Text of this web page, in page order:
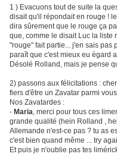
1 ) Evacuons tout de suite la
disait qu'il répondait en rouge !
dira sûrement que le rouge ça
que, comme le disait Luc la liste
"rouge" fait partie... j'en sais pas
paraît que c'est mieux eu égard
Désolé Rolland, mais je pense
2) passons aux félicitations :
fiers d'être un Zavatar parmi
Nos Zavatardes :
- Maria, merci pour tous ces
grande qualité (hein Rolland ,
Allemande n'est-ce pas ? tu as
c'est bien quand même ... try
Et puis je n'oublie pas tes